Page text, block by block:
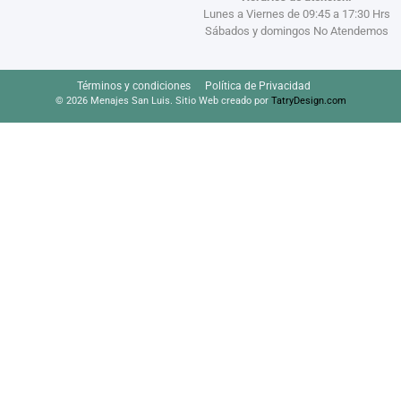
Lunes a Viernes de 09:45 a 17:30 Hrs
Sábados y domingos No Atendemos
Términos y condiciones Política de Privacidad
© 2026 Menajes San Luis. Sitio Web creado por TatryDesign.com